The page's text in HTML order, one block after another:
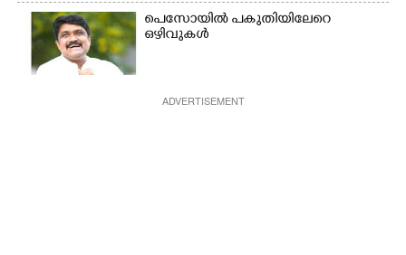
പെസോയിൽ പകുതിയിലേറെ
ഒഴിവുകൾ
ADVERTISEMENT